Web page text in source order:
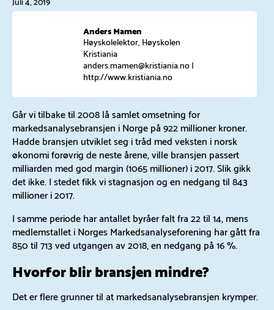
Anders Mamen
Høyskolelektor, Høyskolen
Kristiania
anders.mamen@kristiania.no|
http://www.kristiania.no
Går vi tilbake til 2008 lå samlet omsetning for
markedsanalysebransjen i Norge på 922 millioner kroner.
Hadde bransjen utviklet seg i tråd med veksten i norsk
økonomi forøvrig de neste årene, ville bransjen passert
milliarden med god margin (1065 millioner) i 2017. Slik gikk
det ikke. I stedet fikk vi stagnasjon og en nedgang til 843
millioner i 2017.
I samme periode har antallet byråer falt fra 22 til 14, mens
medlemstallet i Norges Markedsanalyseforening har gått fra
850 til 713 ved utgangen av 2018, en nedgang på 16 %.
Hvorfor blir bransjen mindre?
Det er flere grunner til at markedsanalysebransjen krymper.